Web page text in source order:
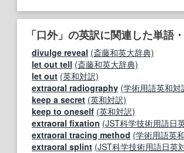
「口外」の英訳に関連した単語
divulge reveal (斎藤和英大辞典)
let out tell (斎藤和英大辞典)
let out (英和対訳)
extraoral radiography (学術用語英和対
keep a secret (英和対訳)
keep to oneself (英和対訳)
extraoral fixation (JST科学技術用語日
extraoral tracing method (学術用語英
extraoral splint (JST科学技術用語日英